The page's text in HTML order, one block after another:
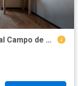
Loft Industrial con Terraza y Vista al Campo de Golf Campestre 7